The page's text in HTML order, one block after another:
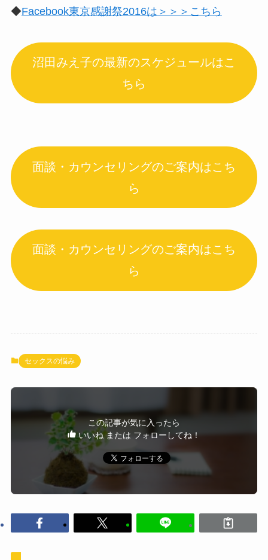
◆Facebook東京感謝祭2016は＞＞＞こちら
沼田みえ子の最新のスケジュールはこ
ちら
面談・カウンセリングのご案内はこち
ら
面談・カウンセリングのご案内はこち
ら
セックスの悩み
この記事が気に入ったら
いいね または フォローしてね！